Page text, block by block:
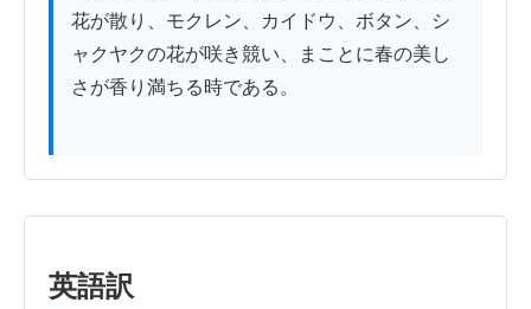
花が散り、モクレン、カイドウ、ボタン、シ
ャクヤクの花が咲き競い、まことに春の美し
さが香り満ちる時である。
英語訳